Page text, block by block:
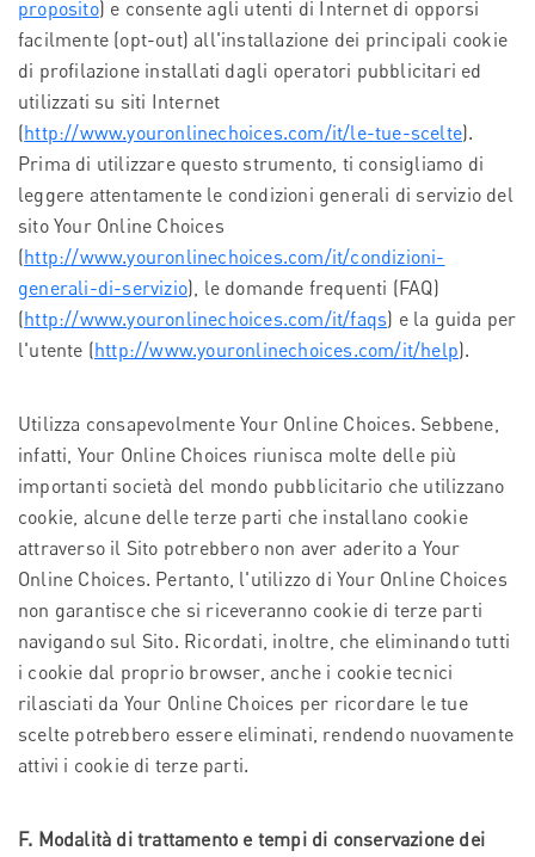
proposito) e consente agli utenti di Internet di opporsi
facilmente (opt-out) all'installazione dei principali cookie
di profilazione installati dagli operatori pubblicitari ed
utilizzati su siti Internet
(http://www.youronlinechoices.com/it/le-tue-scelte).
Prima di utilizzare questo strumento, ti consigliamo di
leggere attentamente le condizioni generali di servizio del
sito Your Online Choices
(http://www.youronlinechoices.com/it/condizioni-
generali-di-servizio), le domande frequenti (FAQ)
(http://www.youronlinechoices.com/it/faqs) e la guida per
l'utente (http://www.youronlinechoices.com/it/help).
Utilizza consapevolmente Your Online Choices. Sebbene,
infatti, Your Online Choices riunisca molte delle più
importanti società del mondo pubblicitario che utilizzano
cookie, alcune delle terze parti che installano cookie
attraverso il Sito potrebbero non aver aderito a Your
Online Choices. Pertanto, l'utilizzo di Your Online Choices
non garantisce che si riceveranno cookie di terze parti
navigando sul Sito. Ricordati, inoltre, che eliminando tutti
i cookie dal proprio browser, anche i cookie tecnici
rilasciati da Your Online Choices per ricordare le tue
scelte potrebbero essere eliminati, rendendo nuovamente
attivi i cookie di terze parti.
F. Modalità di trattamento e tempi di conservazione dei